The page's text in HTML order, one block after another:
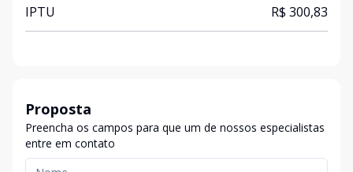
IPTU R$ 300,83
Proposta
Preencha os campos para que um de nossos especialistas
entre em contato